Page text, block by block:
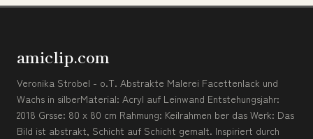
amiclip.com
Veronika Strobel - o.T. Abstrakte Malerei Facettenlack und
Wachs in silberMaterial: Acryl auf Leinwand Entstehungsjahr:
2018 Grsse: 80 x 80 cm Rahmung: Keilrahmen ber das Werk: Das
Bild ist abstrakt, Schicht auf Schicht gemalt. Inspiriert durch